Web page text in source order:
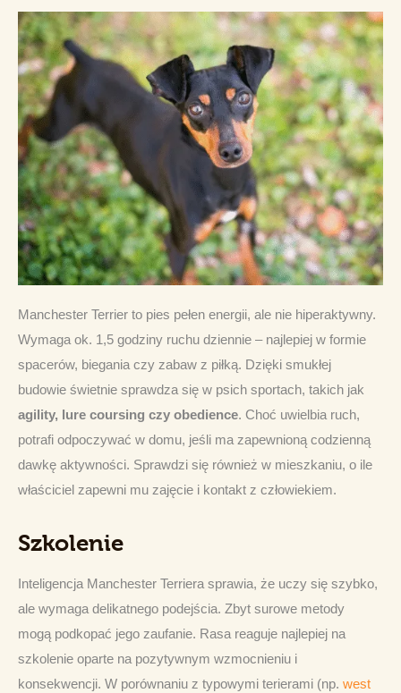
Manchester Terrier to pies pełen energii, ale nie hiperaktywny.
Wymaga ok. 1,5 godziny ruchu dziennie – najlepiej w formie
spacerów, biegania czy zabaw z piłką. Dzięki smukłej
budowie świetnie sprawdza się w psich sportach, takich jak
agility, lure coursing czy obedience. Choć uwielbia ruch,
potrafi odpoczywać w domu, jeśli ma zapewnioną codzienną
dawkę aktywności. Sprawdzi się również w mieszkaniu, o ile
właściciel zapewni mu zajęcie i kontakt z człowiekiem.
Szkolenie
Inteligencja Manchester Terriera sprawia, że uczy się szybko,
ale wymaga delikatnego podejścia. Zbyt surowe metody
mogą podkopać jego zaufanie. Rasa reaguje najlepiej na
szkolenie oparte na pozytywnym wzmocnieniu i
konsekwencji. W porównaniu z typowymi terierami (np. west